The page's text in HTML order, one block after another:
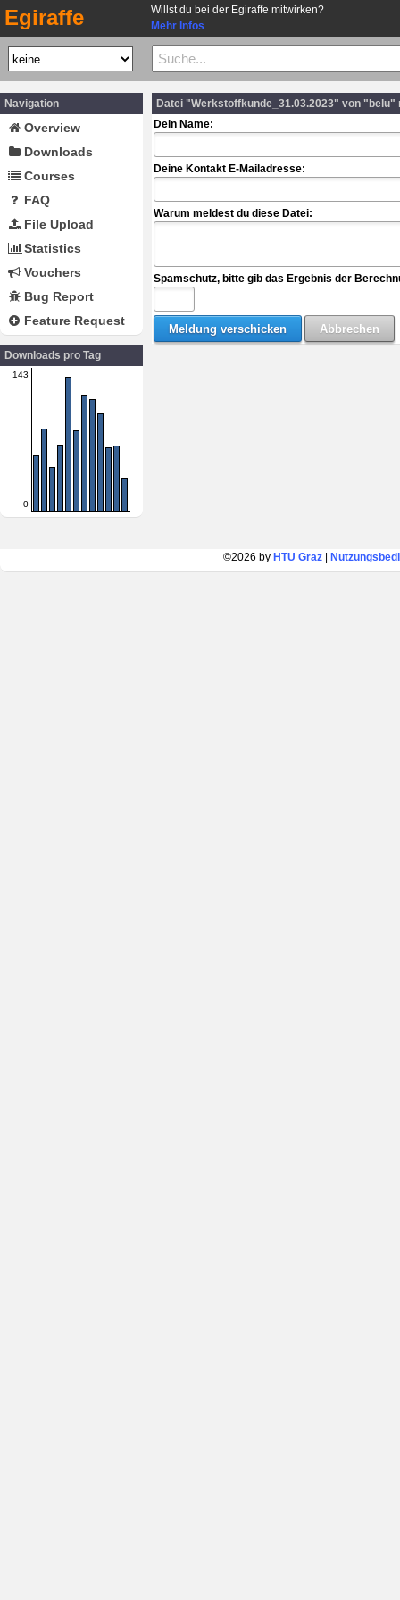
Egiraffe
Willst du bei der Egiraffe mitwirken?
Mehr Infos
Navigation
Overview
Downloads
Courses
FAQ
File Upload
Statistics
Vouchers
Bug Report
Feature Request
Downloads pro Tag
143
0
Datei "Werkstoffkunde_31.03.2023" von "belu"
Dein Name:
Deine Kontakt E-Mailadresse:
Warum meldest du diese Datei:
Spamschutz, bitte gib das Ergebnis der
©2026 by HTU Graz|